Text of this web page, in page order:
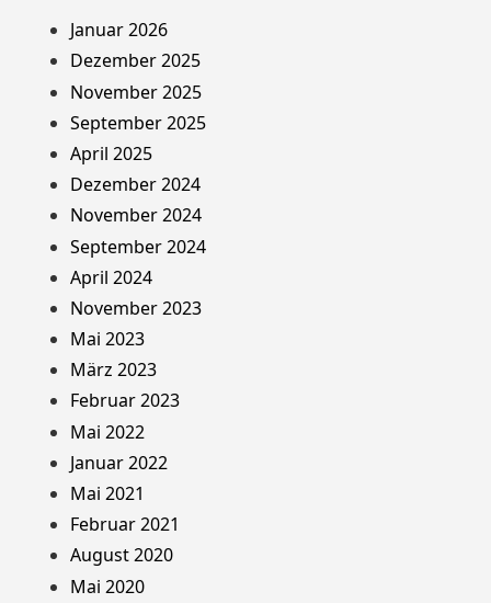
Januar 2026
Dezember 2025
November 2025
September 2025
April 2025
Dezember 2024
November 2024
September 2024
April 2024
November 2023
Mai 2023
März 2023
Februar 2023
Mai 2022
Januar 2022
Mai 2021
Februar 2021
August 2020
Mai 2020